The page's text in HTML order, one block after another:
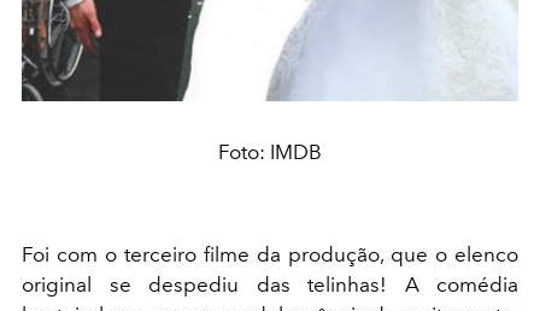
Foto: IMDB
Foi com o terceiro filme da produção, que o elenco
original se despediu das telinhas! A comédia